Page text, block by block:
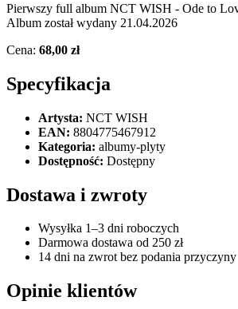
Pierwszy full album NCT WISH - Ode to
Album został wydany 21.04.2026
Cena: 68,00 zł
Specyfikacja
Artysta: NCT WISH
EAN: 8804775467912
Kategoria: albumy-plyty
Dostępność: Dostępny
Dostawa i zwroty
Wysyłka 1–3 dni roboczych
Darmowa dostawa od 250 zł
14 dni na zwrot bez podania przyczyny
Opinie klientów